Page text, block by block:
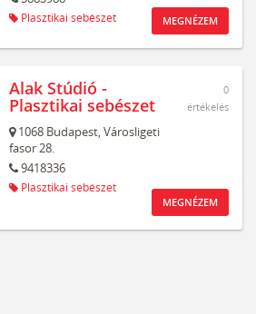
Plasztikai sebészet MEGNÉZEM
Alak Stúdió -
Plasztikai sebészet
1068 Budapest,Városligeti
fasor 28.
9418336
Plasztikai sebészet
0
értékelés
MEGNÉZEM